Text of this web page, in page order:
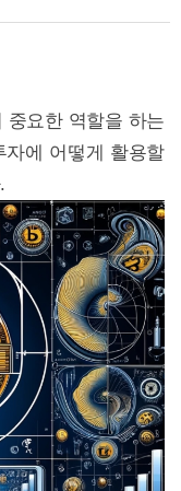
중요한 역할을 하는
에 어떻게 활용할